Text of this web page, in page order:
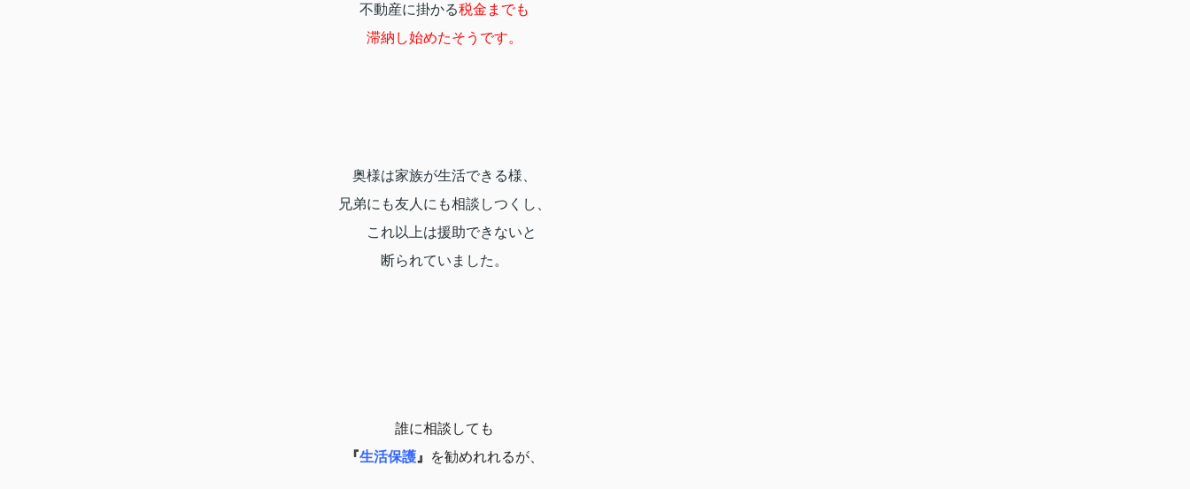
不動産に掛かる税金までも
滞納し始めたそうです。
奥様は家族が生活できる様、
兄弟にも友人にも相談しつくし、
これ以上は援助できないと
断られていました。
誰に相談しても
『生活保護 』 を勧めれれるが、